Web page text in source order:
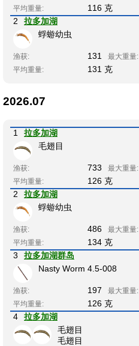
平均重量:
116 克
2
拉多加湖
蜉蝣幼虫
渔获: 131 最大重量:
平均重量: 131 克
2026.07
1
拉多加湖
毛翅目
渔获: 733 最大重量:
平均重量:
126 克
2
拉多加湖
蜉蝣幼虫
渔获: 486 最大重量:
平均重量:
134 克
3
拉多加湖群岛
Nasty Worm 4.5-008
渔获: 197 最大重量:
平均重量:
126 克
4
拉多加湖
毛翅目
毛翅目